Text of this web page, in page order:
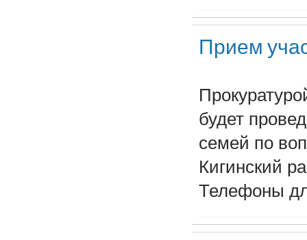
Прием
будет
семей по
Кигинский
Телефоны